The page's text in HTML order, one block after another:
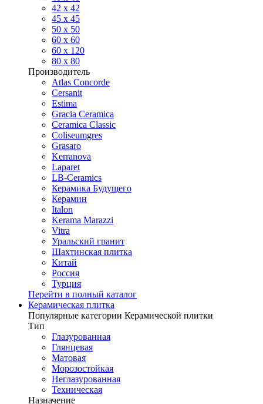
42 x 42
45 x 45
50 x 50
60 х 60
60 x 120
80 x 80
Производитель
Atlas Concorde
Cersanit
Estima
Gracia Ceramica
Ceramica Classic
Coliseumgres
Grasaro
Kerranova
Laparet
LB-Ceramics
Керамика Будущего
Керамин
Italon
Kerama Marazzi
Vitra
Уральский гранит
Шахтинская плитка
Китай
Россия
Турция
Перейти в полный каталог
Керамическая плитка
Популярные категории Керамической плитки
Тип
Глазурованная
Глянцевая
Матовая
Морозостойкая
Неглазурованная
Техническая
Назначение